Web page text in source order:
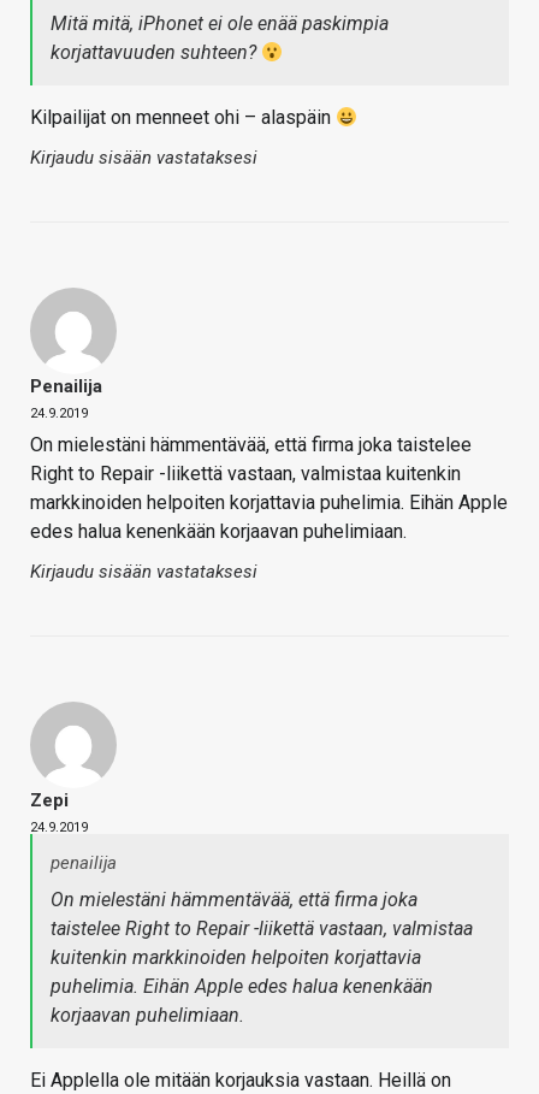
Mitä mitä, iPhonet ei ole enää paskimpia
korjattavuuden suhteen?
Kilpailijat on menneet ohi – alaspäin
Kirjaudu sisään vastataksesi
Penailija
24.9.2019
On mielestäni hämmentävää, että firma joka taistelee
Right to Repair -liikettä vastaan, valmistaa kuitenkin
markkinoiden helpoiten korjattavia puhelimia. Eihän Apple
edes halua kenenkään korjaavan puhelimiaan.
Kirjaudu sisään vastataksesi
Zepi
24.9.2019
penailija
On mielestäni hämmentävää, että firma joka
taistelee Right to Repair -liikettä vastaan, valmistaa
kuitenkin markkinoiden helpoiten korjattavia
puhelimia. Eihän Apple edes halua kenenkään
korjaavan puhelimiaan.
Ei Applella ole mitään korjauksia vastaan. Heillä on